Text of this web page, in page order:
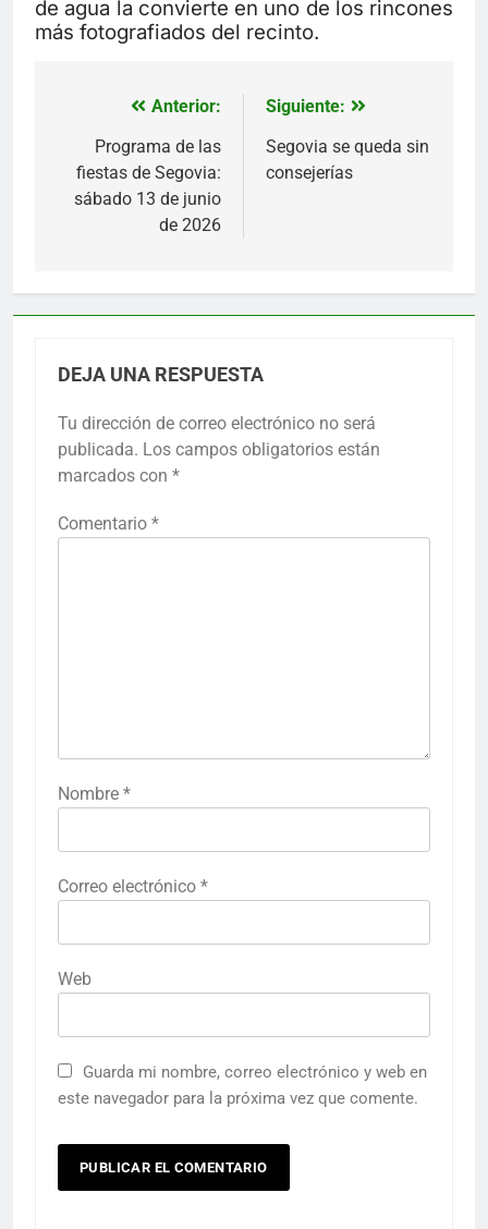
de agua la convierte en uno de los rincones
más fotografiados del recinto.
Navegación
entradas
Anterior:
Programa de las
fiestas de Segovia:
sábado 13 de junio
de 2026
Siguiente:
Segovia se queda sin
consejerías
DEJA UNA RESPUESTA
Tu dirección de correo electrónico no será
publicada. Los campos obligatorios están
marcados con *
Comentario *
Nombre *
Correo electrónico *
Web
Guarda mi nombre, correo electrónico y web en
este navegador para la próxima vez que comente.